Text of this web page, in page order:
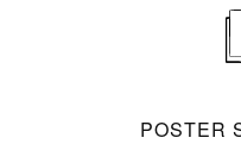
POSTER